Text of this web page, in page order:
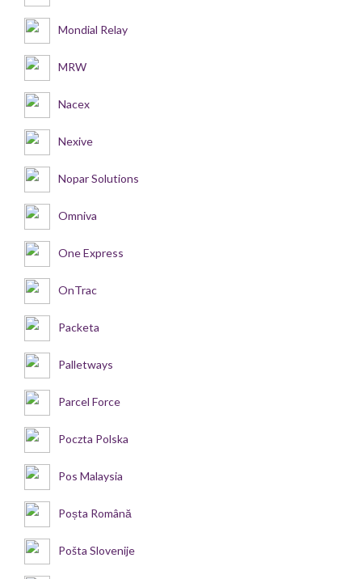
Mondial Relay
MRW
Nacex
Nexive
Nopar Solutions
Omniva
One Express
OnTrac
Packeta
Palletways
Parcel Force
Poczta Polska
Pos Malaysia
Poșta Română
Pošta Slovenije